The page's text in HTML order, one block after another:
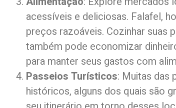
acessíveis e deliciosas. Falafel,
preços razoáveis. Cozinhar suas
também pode economizar
para manter seus gastos com
Passeios Turísticos: Muitas das
históricos, alguns dos quais são